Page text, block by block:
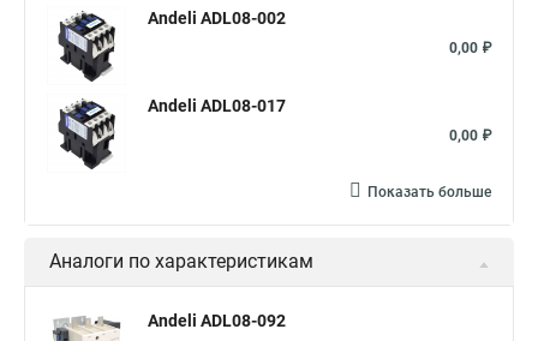
Andeli ADL08-002
0,00 ₽
Andeli ADL08-017
0,00 ₽
Показать больше
Аналоги по характеристикам
Andeli ADL08-092